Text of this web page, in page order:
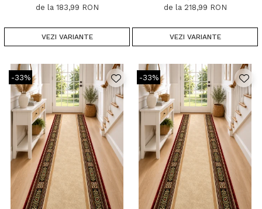
de la 183,99 RON
VEZI VARIANTE
de la 218,99 RON
VEZI VARIANTE
-33% -33%